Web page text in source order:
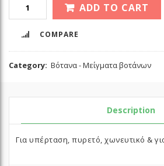
ADD TO CART
COMPARE
Category: Βότανα - Μείγματα βοτάνων
Description
Για υπέρταση, πυρετό, χωνευτικό &